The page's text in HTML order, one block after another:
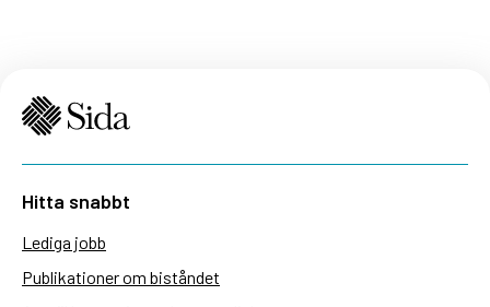
Hitta snabbt
Lediga jobb
Publikationer om biståndet